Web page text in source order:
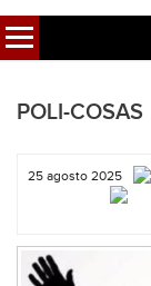
POLI-COSAS
25 agosto 2025